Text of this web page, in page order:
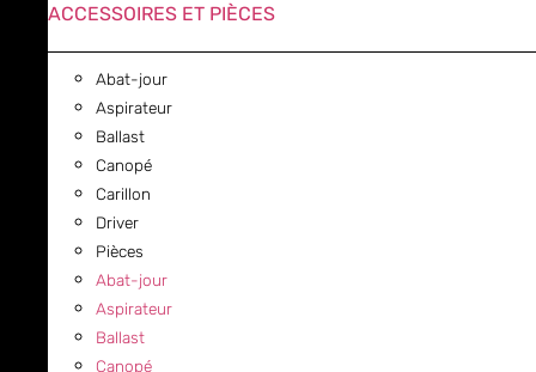
ACCESSOIRES ET PIÈCES
Abat-jour
Aspirateur
Ballast
Canopé
Carillon
Driver
Pièces
Abat-jour
Aspirateur
Ballast
Canopé